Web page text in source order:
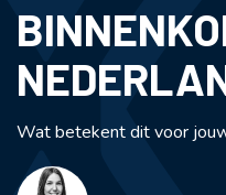
Wat betekent dit voor